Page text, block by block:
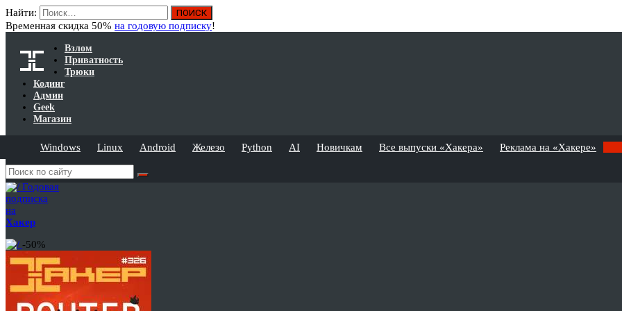
Найти:
Временная скидка 50% на годовую подписку!
Взлом
Приватность
Трюки
Кодинг
Админ
Geek
Магазин
Windows Linux Android Железо Python AI Новичкам Все выпуски «Хакера» Реклама на «Хакере»
Годовая
подписка
на
Хакер
-50%